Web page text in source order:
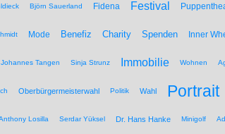
Björn Sauerland Fidena Festival
Mode Benefiz Charity Spenden Inner
Johannes Tangen Sinja Strunz Immobilie Wohnen
Oberbürgermeisterwahl Politik Wahl Portrait
Losilla Serdar Yüksel Dr. Hans Hanke Minigolf